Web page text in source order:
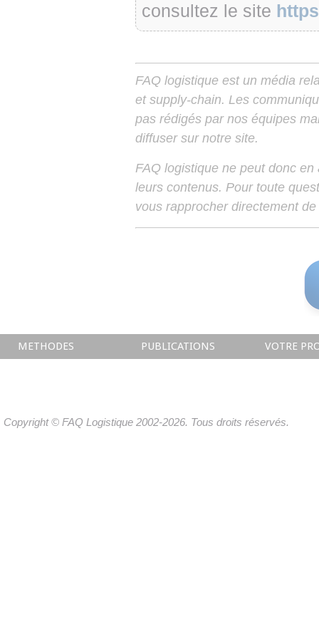
consultez le site
FAQ logistique est un média
et supply-chain. Les
pas rédigés par nos équipes
diffuser sur notre site.
FAQ logistique ne peut donc
leurs contenus. Pour toute
vous rapprocher directement
METHODES PUBLICATIONS VOTRE
Copyright © FAQ Logistique 2002-2026. Tous droits réservés.